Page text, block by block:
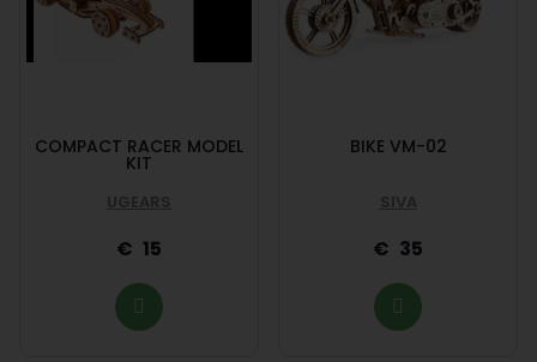
COMPACT RACER MODEL
KIT
UGEARS
15
BIKE VM-02
SIVA
35